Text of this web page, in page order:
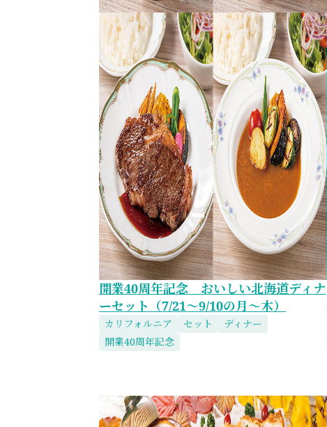
開業40周年記念 おいしい北海道ディナ
ーセット（7/21～9/10の月～木）
カリフォルニア セット
ディナー
開業40周年記念